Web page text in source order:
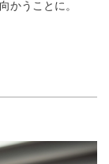
かうことに。​